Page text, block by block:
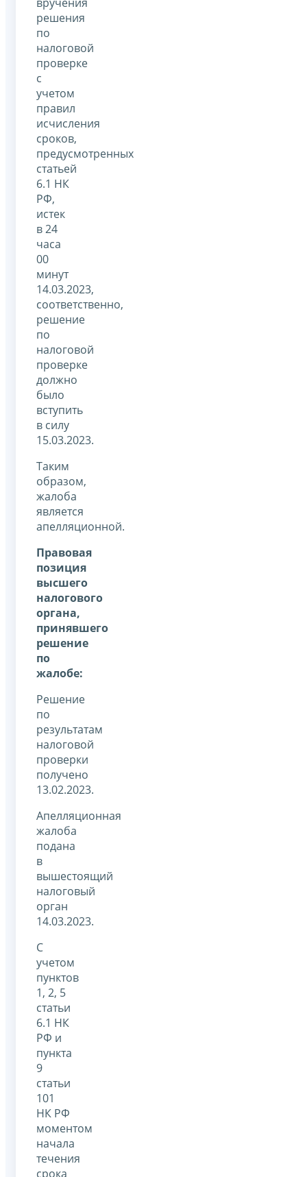
решения
по
налоговой
проверке
с
учетом
правил
исчисления
сроков,
предусмотренных
статьей
6.1 НК
РФ,
истек
в 24
часа
00
минут
14.03.2023,
соответственно,
решение
по
налоговой
проверке
должно
было
вступить
в силу
15.03.2023.
Таким
образом,
жалоба
является
апелляционной.
Правовая
позиция
высшего
налогового
органа,
принявшего
решение
по
жалобе:
Решение
по
результатам
налоговой
проверки
получено
13.02.2023.
Апелляционная
жалоба
подана
в
вышестоящий
налоговый
орган
14.03.2023.
С
учетом
пунктов
1, 2, 5
статьи
6.1 НК
РФ и
пункта
9
статьи
101
НК РФ
моментом
начала
течения
срока